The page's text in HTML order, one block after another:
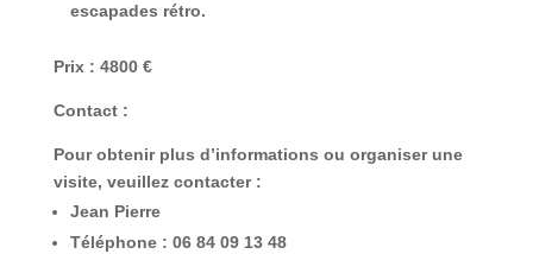
escapades rétro.
Prix : 4800 €
Contact :
Pour obtenir plus d’informations ou organiser une
visite, veuillez contacter :
Jean Pierre
Téléphone : 06 84 09 13 48